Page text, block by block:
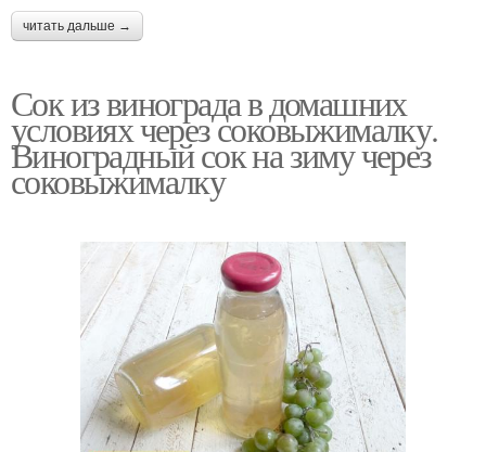
читать дальше →
Сок из винограда в домашних
условиях через соковыжималку.
Виноградный сок на зиму через
соковыжималку